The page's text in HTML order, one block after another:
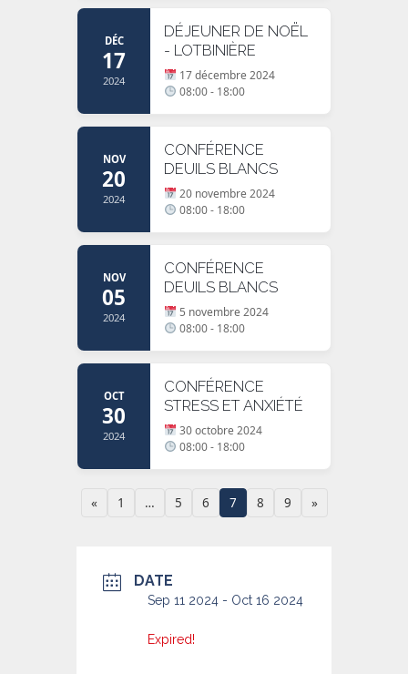
DÉC
17
2024
DÉJEUNER DE NOËL
- LOTBINIÈRE
17 décembre 2024
08:00 - 18:00
NOV
20
2024
CONFÉRENCE
DEUILS BLANCS
20 novembre 2024
08:00 - 18:00
NOV
05
2024
CONFÉRENCE
DEUILS BLANCS
5 novembre 2024
08:00 - 18:00
OCT
30
2024
CONFÉRENCE
STRESS ET ANXIÉTÉ
30 octobre 2024
08:00 - 18:00
« 1 … 5 6 7 8 9 »
DATE
Sep 11 2024 - Oct 16 2024
Expired!